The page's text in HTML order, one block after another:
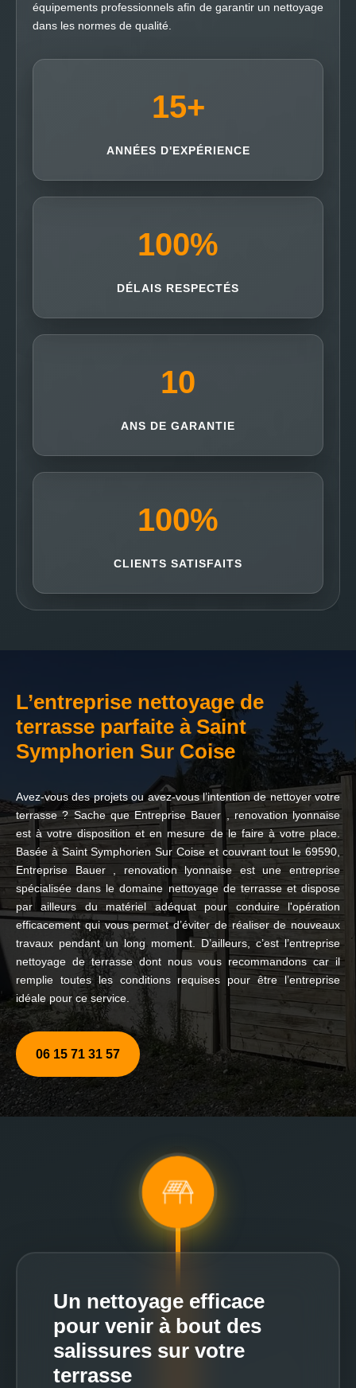
équipements professionnels afin de garantir un nettoyage
dans les normes de qualité.
15+
ANNÉES D'EXPÉRIENCE
100%
DÉLAIS RESPECTÉS
10
ANS DE GARANTIE
100%
CLIENTS SATISFAITS
L’entreprise nettoyage de
terrasse parfaite à Saint
Symphorien Sur Coise
Avez-vous des projets ou avez-vous l’intention de nettoyer votre
terrasse ? Sache que Entreprise Bauer , renovation lyonnaise
est à votre disposition et en mesure de le faire à votre place.
Basée à Saint Symphorien Sur Coise et couvrant tout le 69590,
Entreprise Bauer , renovation lyonnaise est une entreprise
spécialisée dans le domaine nettoyage de terrasse et dispose
par ailleurs du matériel adéquat pour conduire l'opération
efficacement qui vous permet d’éviter de réaliser de nouveaux
travaux pendant un long moment. D’ailleurs, c’est l’entreprise
nettoyage de terrasse dont nous vous recommandons car il
remplie toutes les conditions requises pour être l’entreprise
idéale pour ce service.
06 15 71 31 57
Un nettoyage efficace
pour venir à bout des
salissures sur votre
terrasse